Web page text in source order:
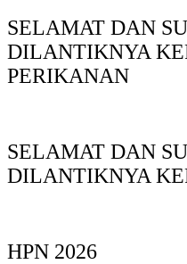
SELAMAT DAN
DILANTIKNYA
PERIKANAN
SELAMAT DAN
DILANTIKNYA
HPN 2026